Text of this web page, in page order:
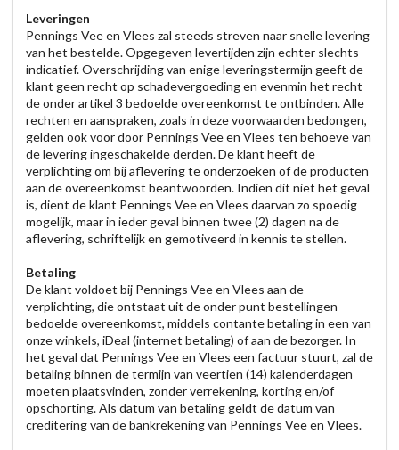
Leveringen
Pennings Vee en Vlees zal steeds streven naar snelle levering
van het bestelde. Opgegeven levertijden zijn echter slechts
indicatief. Overschrijding van enige leveringstermijn geeft de
klant geen recht op schadevergoeding en evenmin het recht
de onder artikel 3 bedoelde overeenkomst te ontbinden. Alle
rechten en aanspraken, zoals in deze voorwaarden bedongen,
gelden ook voor door Pennings Vee en Vlees ten behoeve van
de levering ingeschakelde derden. De klant heeft de
verplichting om bij aflevering te onderzoeken of de producten
aan de overeenkomst beantwoorden. Indien dit niet het geval
is, dient de klant Pennings Vee en Vlees daarvan zo spoedig
mogelijk, maar in ieder geval binnen twee (2) dagen na de
aflevering, schriftelijk en gemotiveerd in kennis te stellen.
Betaling
De klant voldoet bij Pennings Vee en Vlees aan de
verplichting, die ontstaat uit de onder punt bestellingen
bedoelde overeenkomst, middels contante betaling in een van
onze winkels, iDeal (internet betaling) of aan de bezorger. In
het geval dat Pennings Vee en Vlees een factuur stuurt, zal de
betaling binnen de termijn van veertien (14) kalenderdagen
moeten plaatsvinden, zonder verrekening, korting en/of
opschorting. Als datum van betaling geldt de datum van
creditering van de bankrekening van Pennings Vee en Vlees.